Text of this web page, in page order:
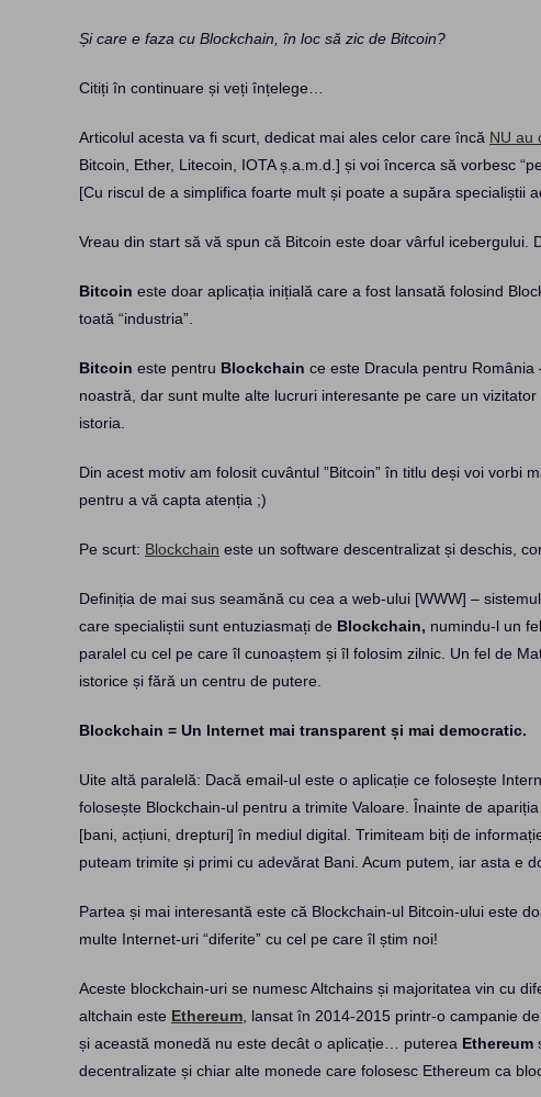
Și care e faza cu Blockchain, în loc să zic de Bitcoin?
Citiți în continuare și veți înțelege…
Articolul acesta va fi scurt, dedicat mai ales celor care încă NU au
Bitcoin, Ether, Litecoin, IOTA ș.a.m.d.] și voi încerca să vorbesc
[Cu riscul de a simplifica foarte mult și poate a supăra specialiștii
Vreau din start să vă spun că Bitcoin este doar vârful icebergului.
Bitcoin este doar aplicația inițială care a fost lansată folosind
toată “industria”.
Bitcoin este pentru Blockchain ce este Dracula pentru
noastră, dar sunt multe alte lucruri interesante pe care un
istoria.
Din acest motiv am folosit cuvântul ”Bitcoin” în titlu deși voi vorbi
pentru a vă capta atenția ;)
Pe scurt: Blockchain este un software descentralizat și deschis,
Definiția de mai sus seamănă cu cea a web-ului [WWW] –
care specialiștii sunt entuziasmați de Blockchain, numindu-l un
paralel cu cel pe care îl cunoaștem și îl folosim zilnic. Un fel de
istorice și fără un centru de putere.
Blockchain = Un Internet mai transparent și mai democratic.
Uite altă paralelă: Dacă email-ul este o aplicație ce folosește
folosește Blockchain-ul pentru a trimite Valoare. Înainte de
[bani, acțiuni, drepturi] în mediul digital. Trimiteam biți de
puteam trimite și primi cu adevărat Bani. Acum putem, iar asta e
Partea și mai interesantă este că Blockchain-ul Bitcoin-ului este
multe Internet-uri “diferite” cu cel pe care îl știm noi!
Aceste blockchain-uri se numesc Altchains și majoritatea vin cu
altchain este Ethereum , lansat în 2014-2015 printr-o campanie
și această monedă nu este decât o aplicație… puterea Ethereum
decentralizate și chiar alte monede care folosesc Ethereum ca